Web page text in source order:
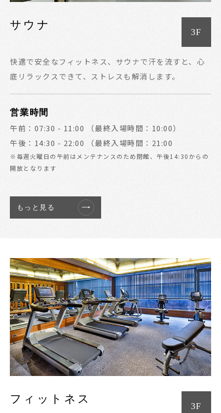
サウナ
3F
快適で安全なフィットネス、サウナで汗を流すと、心
底リラックスできて、ストレスも解消します。
営業時間
午前：07:30 - 11:00 （最終入場時間：10:00）
午後：14:30 - 22:00 （最終入場時間：21:00
※毎週火曜日の午前はメンテナンスのため閉館、午後14:30からの
開放となります
もっと見る
フィットネス
3F